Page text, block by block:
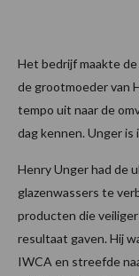
Het bedrijf maakte
de grootmoeder van
tempo uit naar de
dag kennen. Unger is
Henry Unger had de
glazenwassers te
producten die
resultaat gaven. Hij
IWCA en streefde